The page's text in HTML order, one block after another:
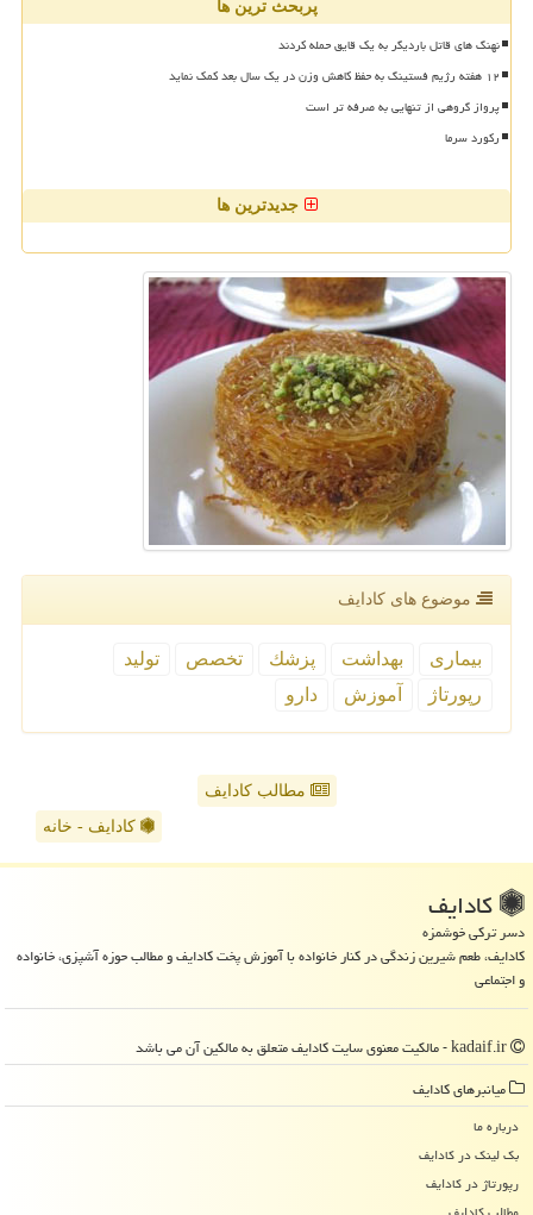
پربحث ترین ها
نهنگ های قاتل باردیگر به یک قایق حمله کردند
۱۲ هفته رژیم فستینگ به حفظ کاهش وزن در یک سال بعد کمک نماید
پرواز گروهی از تنهایی به صرفه تر است
رکورد سرما
جدیدترین ها
موضوع های كادایف
بیماری بهداشت پزشك تخصص
تولید
رپورتاژ
آموزش دارو
مطالب کادایف
کادایف - خانه
كادایف
دسر ترکی خوشمزه
کادایف، طعم شیرین زندگی در کنار خانواده با آموزش پخت کادایف و مطالب حوزه آشپزی، خانواده
و اجتماعی
میانبرهای كادایف
درباره ما
بک لینک در كادایف
رپورتاژ در كادایف